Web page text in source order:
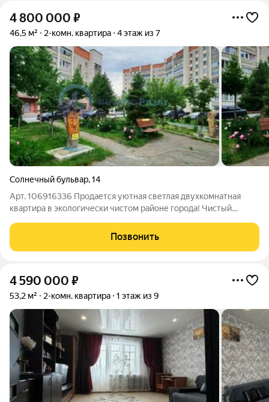
4 800 000 ₽
46,5 м² 2-комн. квартира 4 этаж из 7
Солнечный бульвар,14
Арт. 106916336 Продается уютная светлая двухкомнатная
квартира в экологически чистом районе города! Чистый
районе. По утрам вас будет будить пение соловьев, а не шум
машин. Это атмосфера
Позвонить
4 590 000 ₽
53,2 м² 2-комн. квартира 1 этаж из 9